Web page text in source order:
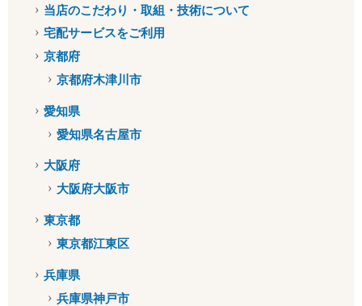
当店のこだわり・取組・技術について
宅配サービスをご利用
京都府
京都府木津川市
愛知県
愛知県名古屋市
大阪府
大阪府大阪市
東京都
東京都江東区
兵庫県
兵庫県神戸市